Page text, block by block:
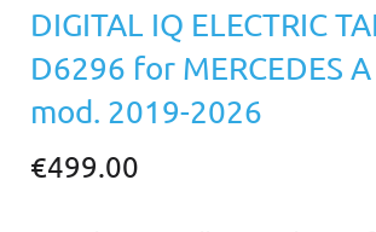
DIGITAL IQ ELECTRIC
D6296 for MERCEDES
mod. 2019-2026
€499.00